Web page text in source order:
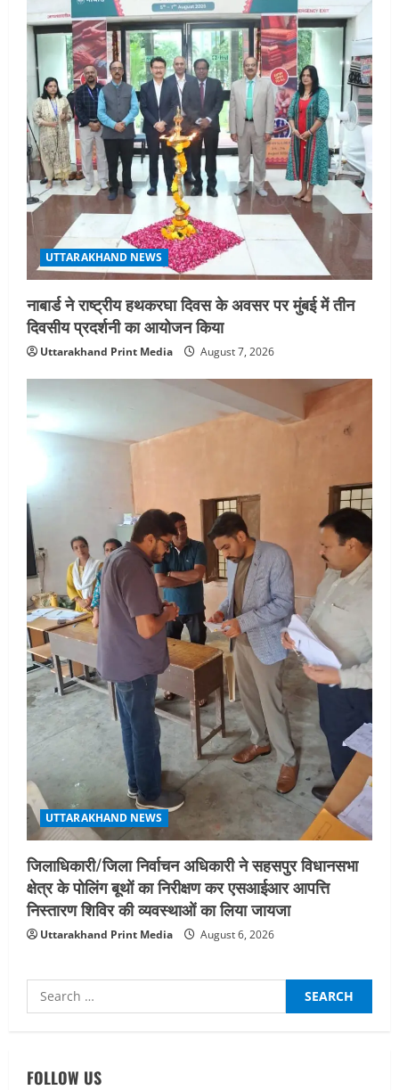
UTTARAKHAND NEWS
नाबार्ड ने राष्ट्रीय हथकरघा दिवस के अवसर पर मुंबई में तीन
दिवसीय प्रदर्शनी का आयोजन किया
Uttarakhand Print Media August 7, 2026
UTTARAKHAND NEWS
जिलाधिकारी/जिला निर्वाचन अधिकारी ने सहसपुर विधानसभा
क्षेत्र के पोलिंग बूथों का निरीक्षण कर एसआईआर आपत्ति
निस्तारण शिविर की व्यवस्थाओं का लिया जायजा
Uttarakhand Print Media August 6, 2026
Search
for:
FOLLOW US